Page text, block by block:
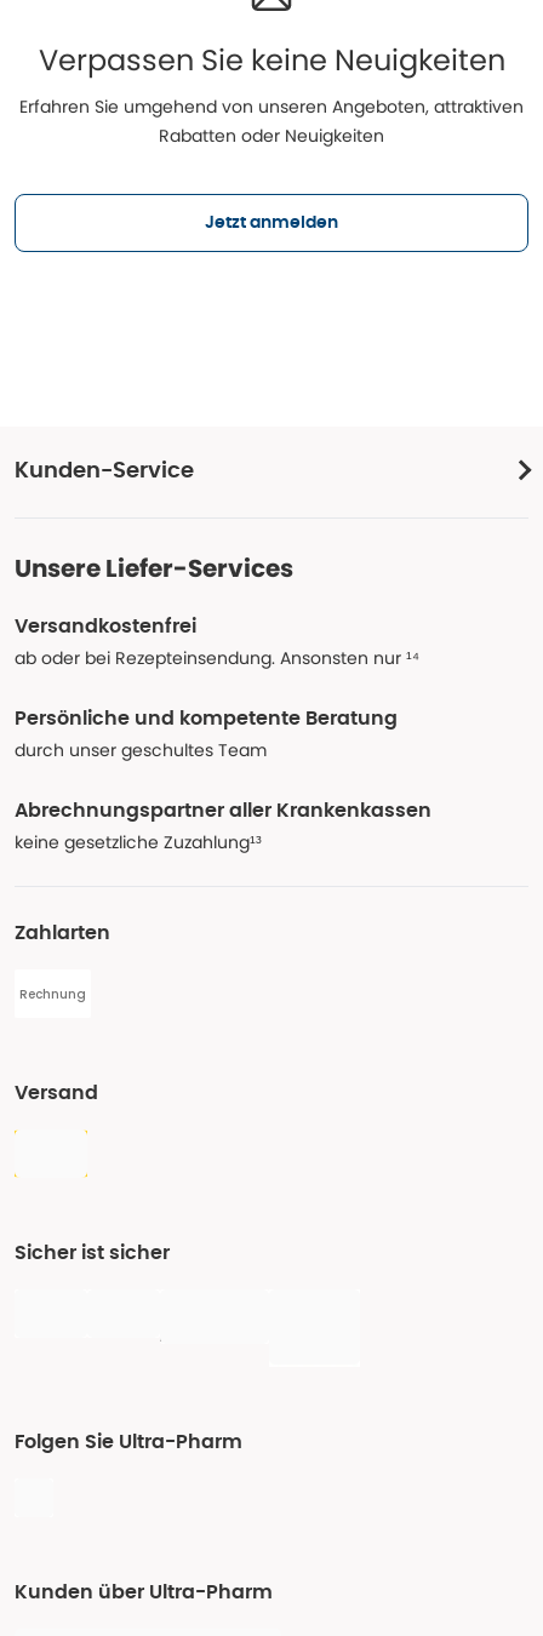
Verpassen Sie keine Neuigkeiten
Erfahren Sie umgehend von unseren Angeboten, attraktiven
Rabatten oder Neuigkeiten
Jetzt anmelden
Kunden-Service
Unsere Liefer-Services
Versandkostenfrei
ab oder bei Rezepteinsendung. Ansonsten nur ¹⁴
Persönliche und kompetente Beratung
durch unser geschultes Team
Abrechnungspartner aller Krankenkassen
keine gesetzliche Zuzahlung¹³
Zahlarten
Rechnung
Versand
Sicher ist sicher
Folgen Sie Ultra-Pharm
Kunden über Ultra-Pharm